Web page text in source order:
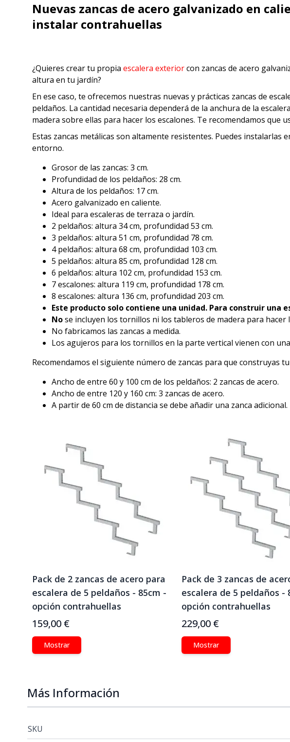
Nuevas zancas de acero galvanizado en
instalar contrahuellas
¿Quieres crear tu propia escalera exteriorcon zancas de acero
altura en tu jardín?
En ese caso, te ofrecemos nuestras nuevas y prácticas zancas de
peldaños. La cantidad necesaria dependerá de la anchura de la
madera sobre ellas para hacer los escalones. Te recomendamos que
Estas zancas metálicas son altamente resistentes. Puedes
entorno.
Grosor de las zancas: 3 cm.
Profundidad de los peldaños: 28 cm.
Altura de los peldaños: 17 cm.
Acero galvanizado en caliente.
Ideal para escaleras de terraza o jardín.
2 peldaños: altura 34 cm, profundidad 53 cm.
3 peldaños: altura 51 cm, profundidad 78 cm.
4 peldaños: altura 68 cm, profundidad 103 cm.
5 peldaños: altura 85 cm, profundidad 128 cm.
6 peldaños: altura 102 cm, profundidad 153 cm.
7 escalones: altura 119 cm, profundidad 178 cm.
8 escalones: altura 136 cm, profundidad 203 cm.
Este producto solo contiene una unidad. Para construir una
Nose incluyen los tornillos ni los tableros de madera para hacer
No fabricamos las zancas a medida.
Los agujeros para los tornillos en la parte vertical vienen con
Recomendamos el siguiente número de zancas para que construyas
Ancho de entre 60 y 100 cm de los peldaños: 2 zancas de acero.
Ancho de entre 120 y 160 cm: 3 zancas de acero.
A partir de 60 cm de distancia se debe añadir una zanca adicional.
Pack de 2 zancas de acero para
escalera de 5 peldaños - 85cm -
opción contrahuellas
159,00 €
Mostrar
Pack de 3 zancas de
escalera de 5 peldaños -
opción contrahuellas
229,00 €
Mostrar
Más Información
SKU